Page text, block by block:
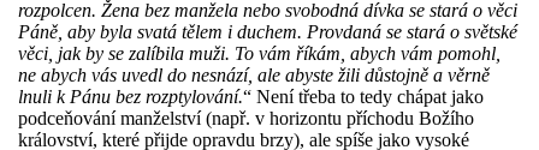
rozpolcen. Žena bez manžela nebo svobodná dívka se stará o věci
Páně, aby byla svatá tělem i duchem. Provdaná se stará o světské
věci, jak by se zalíbila muži. To vám říkám, abych vám pomohl,
ne abych vás uvedl do nesnází, ale abyste žili důstojně a věrně
lnuli k Pánu bez rozptylování.“ Není třeba to tedy chápat jako
podceňování manželství (např. v horizontu příchodu Božího
království, které přijde opravdu brzy), ale spíše jako vysoké